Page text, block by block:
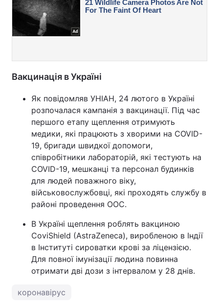
Вакцинація в Україні
Як повідомляв УНІАН, 24 лютого в Україні
розпочалася кампанія з вакцинації. Під час
першого етапу щеплення отримують
медики, які працюють з хворими на COVID-
19, бригади швидкої допомоги,
співробітники лабораторій, які тестують на
COVID-19, мешканці та персонал будинків
для людей поважного віку,
військовослужбовці, які проходять службу в
районі проведення ООС.
В Україні щеплення роблять вакциною
CoviShield (AstraZeneca), виробленою в Індії
в Інституті сироватки крові за ліцензією.
Для повної імунізації людина повинна
отримати дві дози з інтервалом у 28 днів.
коронавірус